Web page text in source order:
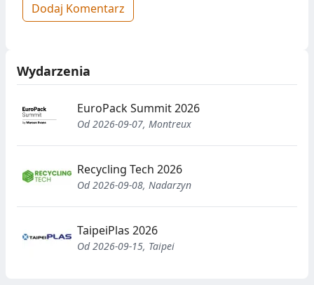
Dodaj Komentarz
Wydarzenia
EuroPack Summit 2026
Od 2026-09-07, Montreux
Recycling Tech 2026
Od 2026-09-08, Nadarzyn
TaipeiPlas 2026
Od 2026-09-15, Taipei